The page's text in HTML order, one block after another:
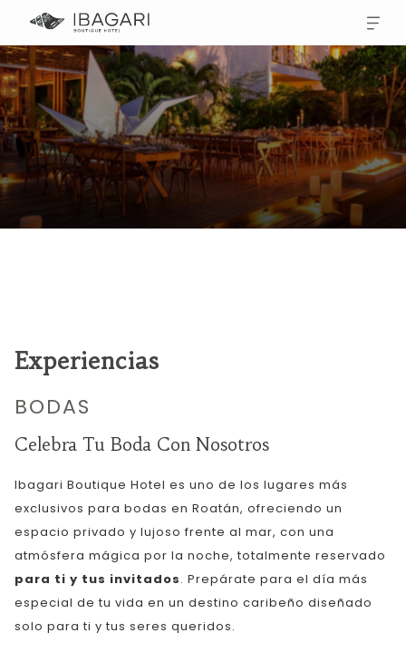
Experiencias
BODAS
Celebra Tu Boda Con Nosotros
Ibagari Boutique Hotel es uno de los lugares más
exclusivos para bodas en Roatán, ofreciendo un
espacio privado y lujoso frente al mar, con una
atmósfera mágica por la noche, totalmente reservado
para ti y tus invitados. Prepárate para el día más
especial de tu vida en un destino caribeño diseñado
solo para ti y tus seres queridos.